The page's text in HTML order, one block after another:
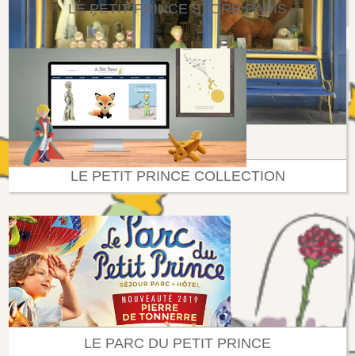
LE PETIT PRINCE STORE PARIS
LE PETIT PRINCE COLLECTION
LE PARC DU PETIT PRINCE